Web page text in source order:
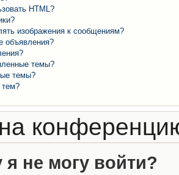
HTML?
изображения к сообщениям?
объявления?
темы?
темы?
тем?
я не могу войти?